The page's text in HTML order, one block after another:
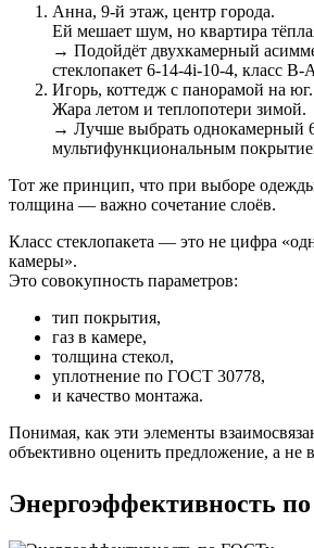
Анна, 9-й этаж, центр города.
Ей мешает шум, но квартира
→ Подойдёт двухкамерный
стеклопакет 6-14-4i-10-4, класс B-
Игорь, коттедж с панорамой на юг.
Жара летом и теплопотери зимой.
→ Лучше выбрать однокамерный
мультифункциональным
Тот же принцип, что при выборе
толщина — важно сочетание слоёв.
Класс стеклопакета — это не цифра
камеры».
Это совокупность параметров:
тип покрытия,
газ в камере,
толщина стекол,
уплотнение по ГОСТ 30778,
и качество монтажа.
Понимая, как эти элементы
объективно оценить предложение, а не
Энергоэффективность